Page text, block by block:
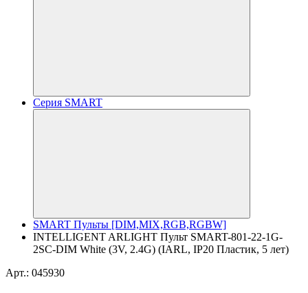
Серия SMART
SMART Пульты [DIM,MIX,RGB,RGBW]
INTELLIGENT ARLIGHT Пульт SMART-801-22-1G-
2SC-DIM White (3V, 2.4G) (IARL, IP20 Пластик, 5 лет)
Арт.: 045930